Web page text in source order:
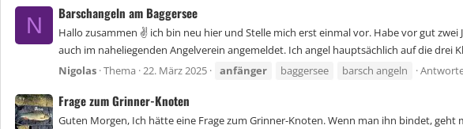
N
Barschangeln am Baggersee
Hallo zusammen ✌️ ich bin neu hier und Stelle mich erst einmal vor. Habe vor gut
auch im naheliegenden Angelverein angemeldet. Ich angel hauptsächlich auf die drei
Nigolas Thema 22. März 2025 anfänger baggersee barsch angeln
Frage zum Grinner-Knoten
Guten Morgen, Ich hätte eine Frage zum Grinner-Knoten. Wenn man ihn bindet,